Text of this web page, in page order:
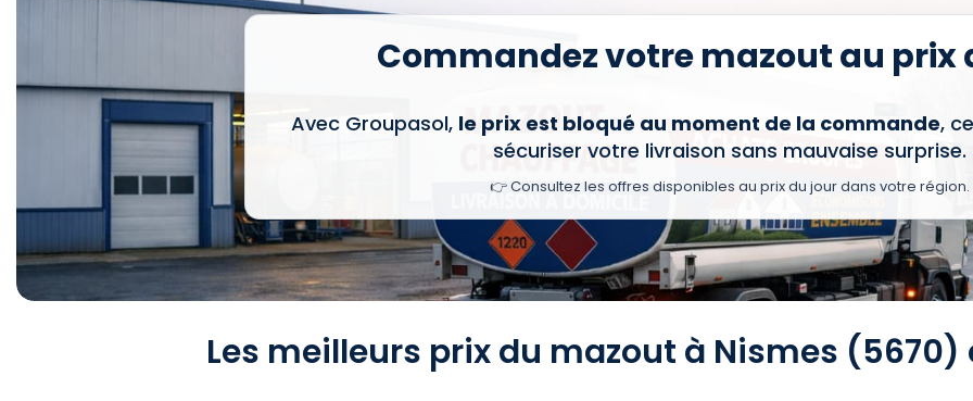
Commandez votre mazout au prix
Avec Groupasol, le prix est bloqué au moment de la commande,
sécuriser votre livraison sans mauvaise surprise.
👉 Consultez les offres disponibles au prix du jour dans votre région.
Les meilleurs prix du mazout à Nismes (5670)